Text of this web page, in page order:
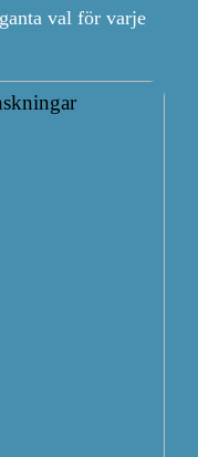
val för varje